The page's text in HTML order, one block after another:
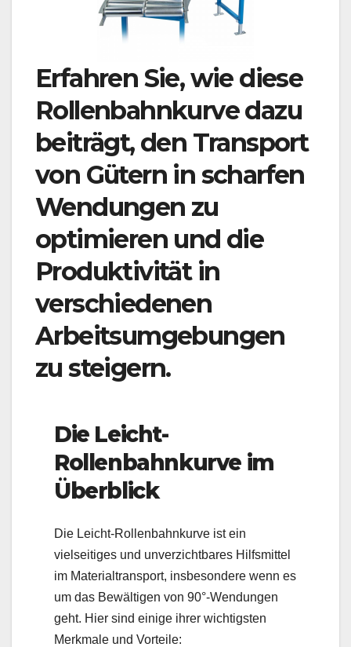
Erfahren Sie, wie diese
Rollenbahnkurve dazu
beiträgt, den Transport
von Gütern in scharfen
Wendungen zu
optimieren und die
Produktivität in
verschiedenen
Arbeitsumgebungen
zu steigern.
Die Leicht-
Rollenbahnkurve im
Überblick
Die Leicht-Rollenbahnkurve ist ein
vielseitiges und unverzichtbares Hilfsmittel
im Materialtransport, insbesondere wenn es
um das Bewältigen von 90°-Wendungen
geht. Hier sind einige ihrer wichtigsten
Merkmale und Vorteile: